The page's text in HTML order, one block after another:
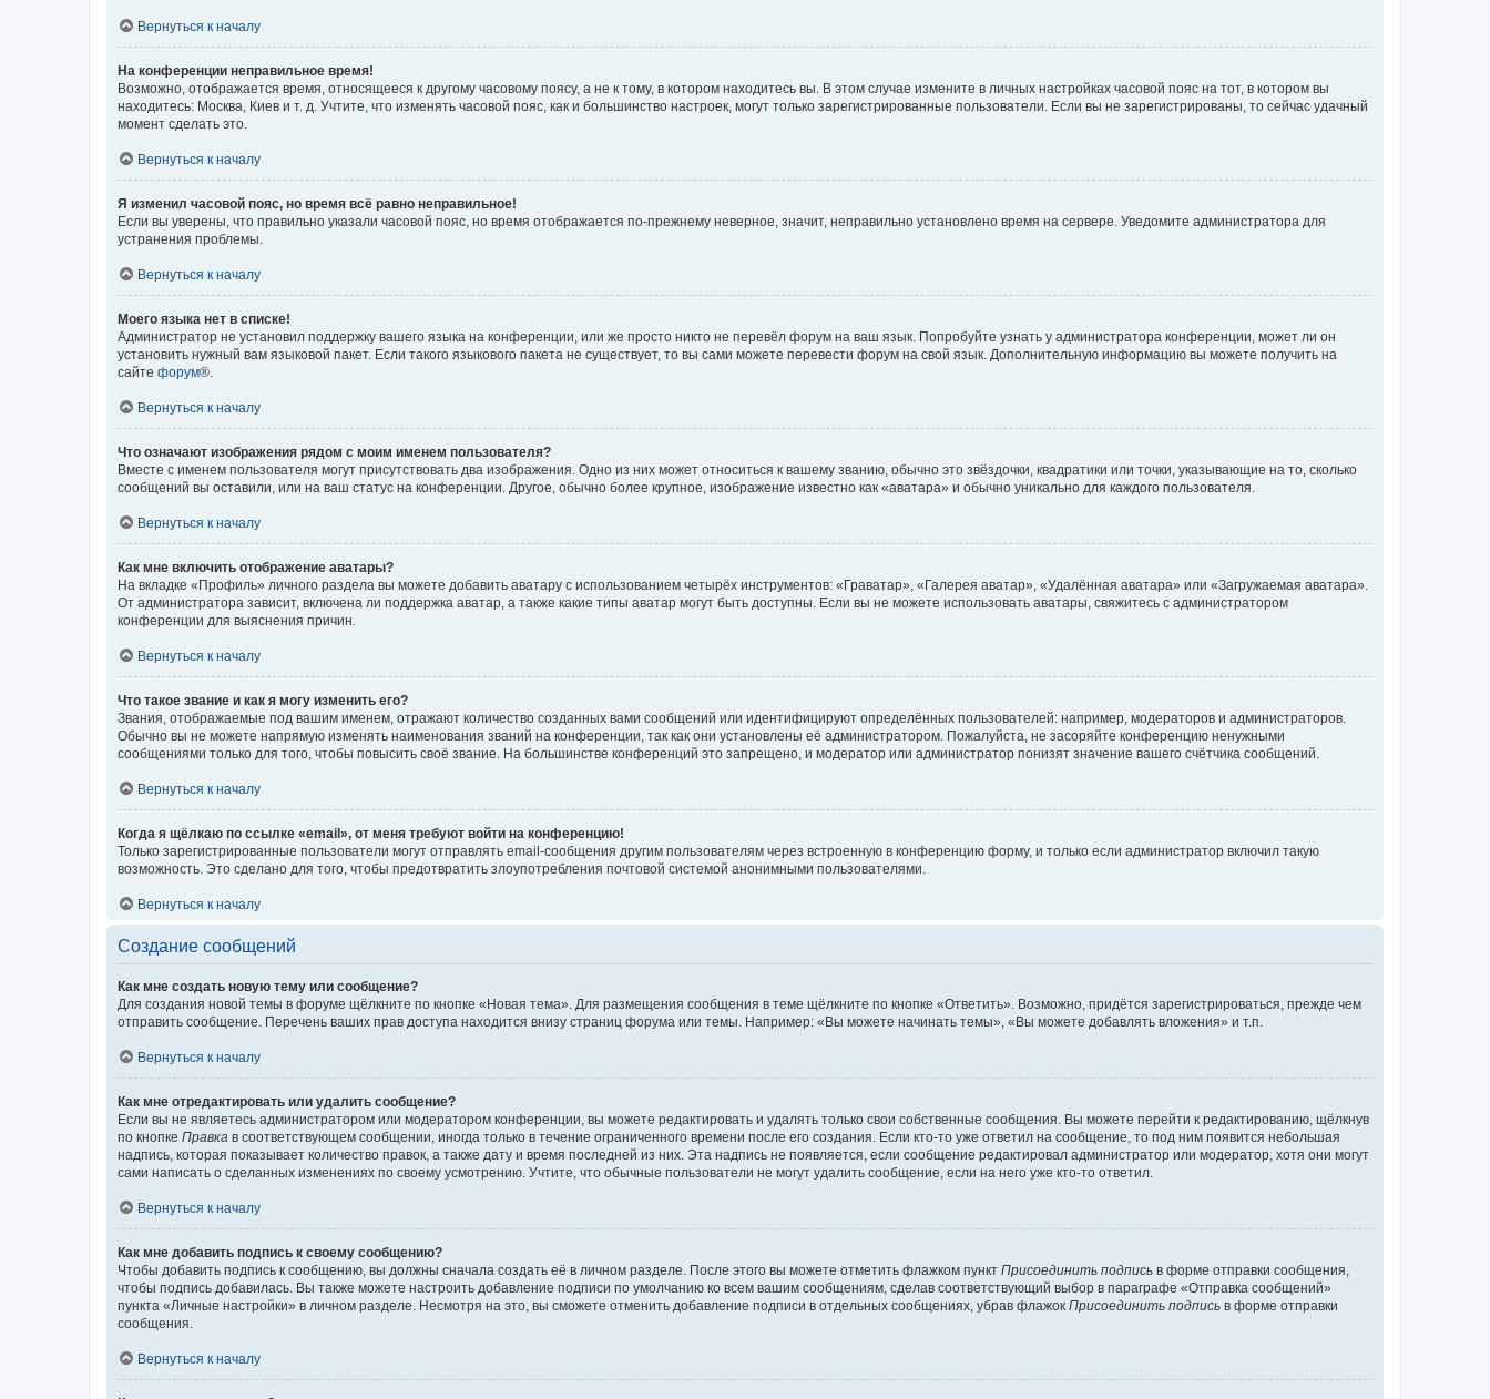
Вернуться к началу
На конференции неправильное время!
Возможно, отображается время, относящееся к другому часовому поясу, а не к тому, в котором находитесь вы. В этом случае измените в личных настройках часовой пояс на тот, в котором вы
находитесь: Москва, Киев и т. д. Учтите, что изменять часовой пояс, как и большинство настроек, могут только зарегистрированные пользователи. Если вы не зарегистрированы, то сейчас удачный
момент сделать это.
Вернуться к началу
Я изменил часовой пояс, но время всё равно неправильное!
Если вы уверены, что правильно указали часовой пояс, но время отображается по-прежнему неверное, значит, неправильно установлено время на сервере. Уведомите администратора для
устранения проблемы.
Вернуться к началу
Моего языка нет в списке!
Администратор не установил поддержку вашего языка на конференции, или же просто никто не перевёл форум на ваш язык. Попробуйте узнать у администратора конференции, может ли он
установить нужный вам языковой пакет. Если такого языкового пакета не существует, то вы сами можете перевести форум на свой язык. Дополнительную информацию вы можете получить на
сайте форум®.
Вернуться к началу
Что означают изображения рядом с моим именем пользователя?
Вместе с именем пользователя могут присутствовать два изображения. Одно из них может относиться к вашему званию, обычно это звёздочки, квадратики или точки, указывающие на то, сколько
сообщений вы оставили, или на ваш статус на конференции. Другое, обычно более крупное, изображение известно как «аватара» и обычно уникально для каждого пользователя.
Вернуться к началу
Как мне включить отображение аватары?
На вкладке «Профиль» личного раздела вы можете добавить аватару с использованием четырёх инструментов: «Граватар», «Галерея аватар», «Удалённая аватара» или «Загружаемая аватара».
От администратора зависит, включена ли поддержка аватар, а также какие типы аватар могут быть доступны. Если вы не можете использовать аватары, свяжитесь с администратором
конференции для выяснения причин.
Вернуться к началу
Что такое звание и как я могу изменить его?
Звания, отображаемые под вашим именем, отражают количество созданных вами сообщений или идентифицируют определённых пользователей: например, модераторов и администраторов.
Обычно вы не можете напрямую изменять наименования званий на конференции, так как они установлены её администратором. Пожалуйста, не засоряйте конференцию ненужными
сообщениями только для того, чтобы повысить своё звание. На большинстве конференций это запрещено, и модератор или администратор понизят значение вашего счётчика сообщений.
Вернуться к началу
Когда я щёлкаю по ссылке «email», от меня требуют войти на конференцию!
Только зарегистрированные пользователи могут отправлять email-сообщения другим пользователям через встроенную в конференцию форму, и только если администратор включил такую
возможность. Это сделано для того, чтобы предотвратить злоупотребления почтовой системой анонимными пользователями.
Вернуться к началу
Создание сообщений
Как мне создать новую тему или сообщение?
Для создания новой темы в форуме щёлкните по кнопке «Новая тема». Для размещения сообщения в теме щёлкните по кнопке «Ответить». Возможно, придётся зарегистрироваться, прежде чем
отправить сообщение. Перечень ваших прав доступа находится внизу страниц форума или темы. Например: «Вы можете начинать темы», «Вы можете добавлять вложения» и т.п.
Вернуться к началу
Как мне отредактировать или удалить сообщение?
Если вы не являетесь администратором или модератором конференции, вы можете редактировать и удалять только свои собственные сообщения. Вы можете перейти к редактированию, щёлкнув
по кнопке Правка в соответствующем сообщении, иногда только в течение ограниченного времени после его создания. Если кто-то уже ответил на сообщение, то под ним появится небольшая
надпись, которая показывает количество правок, а также дату и время последней из них. Эта надпись не появляется, если сообщение редактировал администратор или модератор, хотя они могут
сами написать о сделанных изменениях по своему усмотрению. Учтите, что обычные пользователи не могут удалить сообщение, если на него уже кто-то ответил.
Вернуться к началу
Как мне добавить подпись к своему сообщению?
Чтобы добавить подпись к сообщению, вы должны сначала создать её в личном разделе. После этого вы можете отметить флажком пункт Присоединить подпись в форме отправки сообщения,
чтобы подпись добавилась. Вы также можете настроить добавление подписи по умолчанию ко всем вашим сообщениям, сделав соответствующий выбор в параграфе «Отправка сообщений»
пункта «Личные настройки» в личном разделе. Несмотря на это, вы сможете отменить добавление подписи в отдельных сообщениях, убрав флажок Присоединить подпись в форме отправки
сообщения.
Вернуться к началу